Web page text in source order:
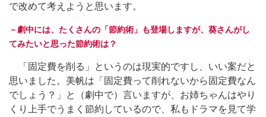
で改めて考えようと思います。
－劇中には、たくさんの「節約術」も登場しますが、葵さんがし
てみたいと思った節約術は？
「固定費を削る」というのは現実的ですし、いい案だと
思いました。美帆は「固定費って削れないから固定費なん
でしょう？」と（劇中で）言いますが、お姉ちゃんはやり
くり上手でうまく節約しているので、私もドラマを見て学